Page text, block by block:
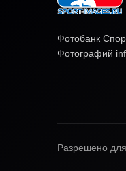
Фотобанк
Фотографий
Разрешено